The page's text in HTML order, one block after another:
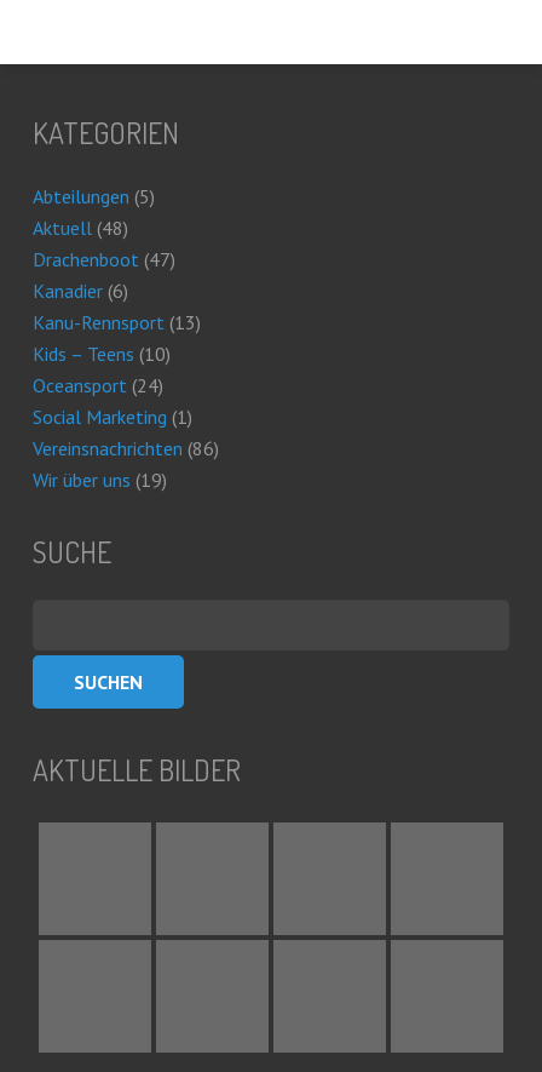
KATEGORIEN
Abteilungen (5)
Aktuell (48)
Drachenboot (47)
Kanadier(6)
Kanu-Rennsport (13)
Kids – Teens (10)
Oceansport (24)
Social Marketing (1)
Vereinsnachrichten (86)
Wir über uns (19)
SUCHE
AKTUELLE BILDER